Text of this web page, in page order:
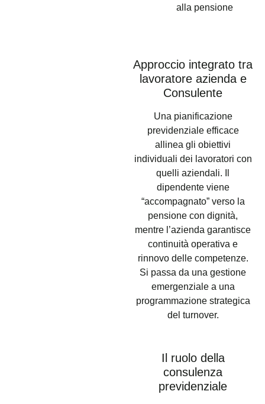
alla pensione
Approccio integrato tra
lavoratore azienda e
Consulente
Una pianificazione
previdenziale efficace
allinea gli obiettivi
individuali dei lavoratori con
quelli aziendali. Il
dipendente viene
“accompagnato” verso la
pensione con dignità,
mentre l’azienda garantisce
continuità operativa e
rinnovo delle competenze.
Si passa da una gestione
emergenziale a una
programmazione strategica
del turnover.
Il ruolo della
consulenza
previdenziale